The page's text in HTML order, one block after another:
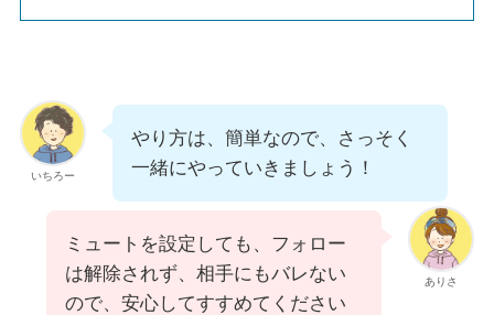
いちろー
やり方は、簡単なので、さっそく
一緒にやっていきましょう！
ありさ
ミュートを設定しても、フォロー
は解除されず、相手にもバレない
ので、安心してすすめてください